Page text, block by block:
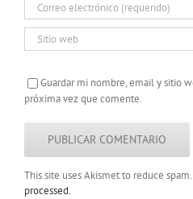
Guardar mi nombre, email y sitio
próxima vez que comente.
This site uses Akismet to reduce spam.
processed.